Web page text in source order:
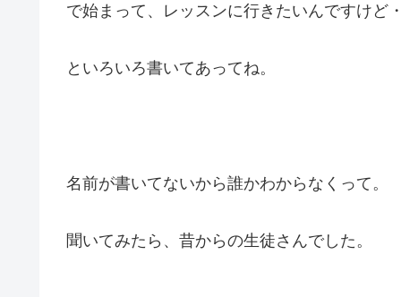
で始まって、レッスンに行きたいんですけど
といろいろ書いてあってね。
名前が書いてないから誰かわからなくって。
聞いてみたら、昔からの生徒さんでした。